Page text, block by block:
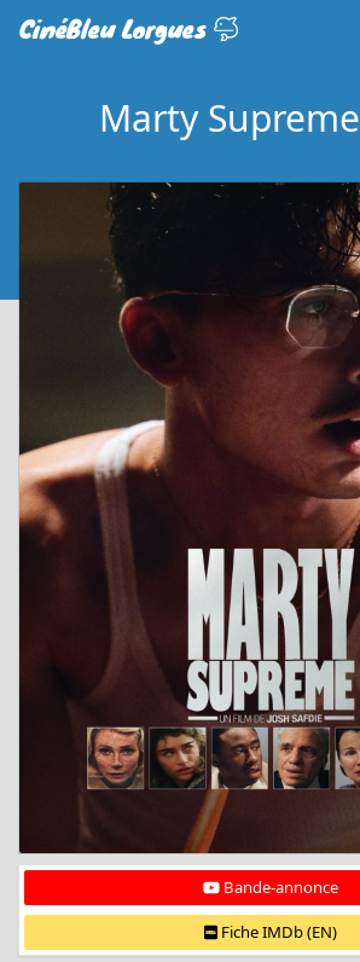
CinéBleu Lorgues
Marty Supreme
Bande-annonce
Fiche IMDb (EN)